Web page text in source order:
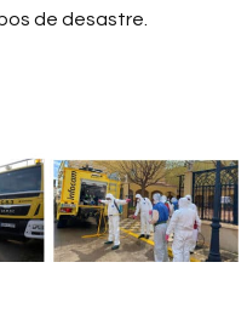
de desastre.